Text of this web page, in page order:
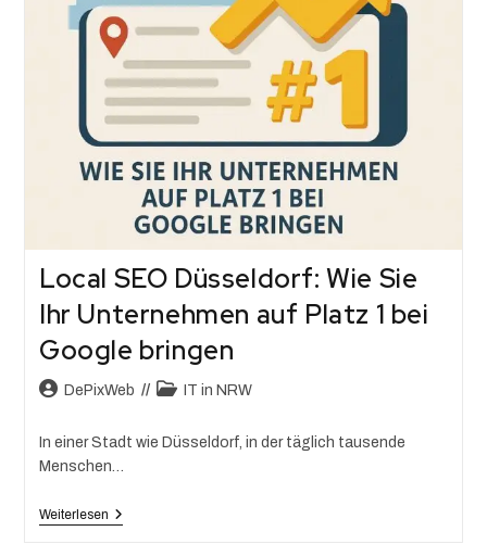
Local SEO Düsseldorf: Wie Sie
Ihr Unternehmen auf Platz 1 bei
Google bringen
DePixWeb IT in NRW
In einer Stadt wie Düsseldorf, in der täglich tausende
Menschen…
Weiterlesen